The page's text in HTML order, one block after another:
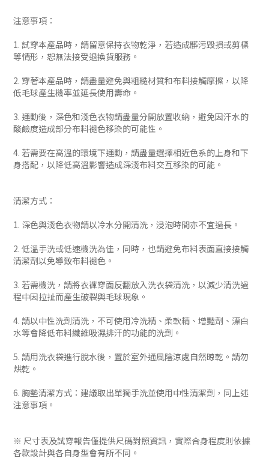
注意事項：
1. 試穿本產品時，請留意保持衣物乾淨，若造成髒污毀損或剪標
等情形，恕無法接受退換貨服務。
2. 穿著本產品時，請盡量避免與粗糙材質和布料接觸摩擦，以降
低毛球產生機率並延長使用壽命。
3. 運動後，深色和淺色衣物請盡量分開放置收納，避免因汗水的
酸鹼度造成部分布料褪色移染的可能性。
4. 若需要在高溫的環境下運動，請盡量選擇相近色系的上身和下
身搭配，以降低高溫影響造成深淺布料交互移染的可能。
清潔方式：
1. 深色與淺色衣物請以冷水分開清洗，浸泡時間亦不宜過長。
2. 低溫手洗或低速機洗為佳，同時，也請避免布料表面直接接觸
清潔劑以免導致布料褪色。
3. 若需機洗，請將衣褲穿面反翻放入洗衣袋清洗，以減少清洗過
程中因拉扯而產生破裂與毛球現象。
4. 請以中性洗劑清洗，不可使用冷洗精、柔軟精、增豔劑、漂白
水等會降低布料纖維吸濕排汗的功能的洗劑。
5. 請用洗衣袋進行脫水後，置於室外通風陰涼處自然晾乾。請勿
烘乾。
6. 胸墊清潔方式：建議取出單獨手洗並使用中性清潔劑，同上述
注意事項。
※ 尺寸表及試穿報告僅提供尺碼對照資訊，實際合身程度則依據
各款設計與各自身型會有所不同。